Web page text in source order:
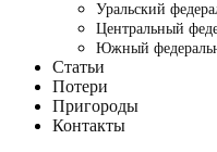
Уральский
Центральный
Южный
Статьи
Потери
Пригороды
Контакты